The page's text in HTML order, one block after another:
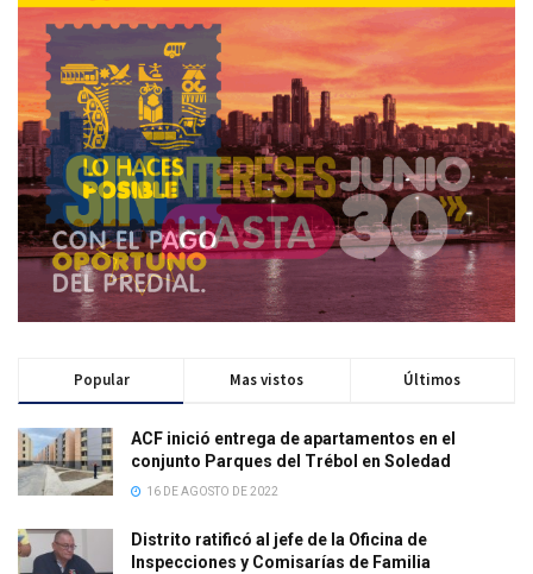
Popular Mas vistos Últimos
ACF inició entrega de apartamentos en el
conjunto Parques del Trébol en Soledad
16 DE AGOSTO DE 2022
Distrito ratificó al jefe de la Oficina de
Inspecciones y Comisarías de Familia